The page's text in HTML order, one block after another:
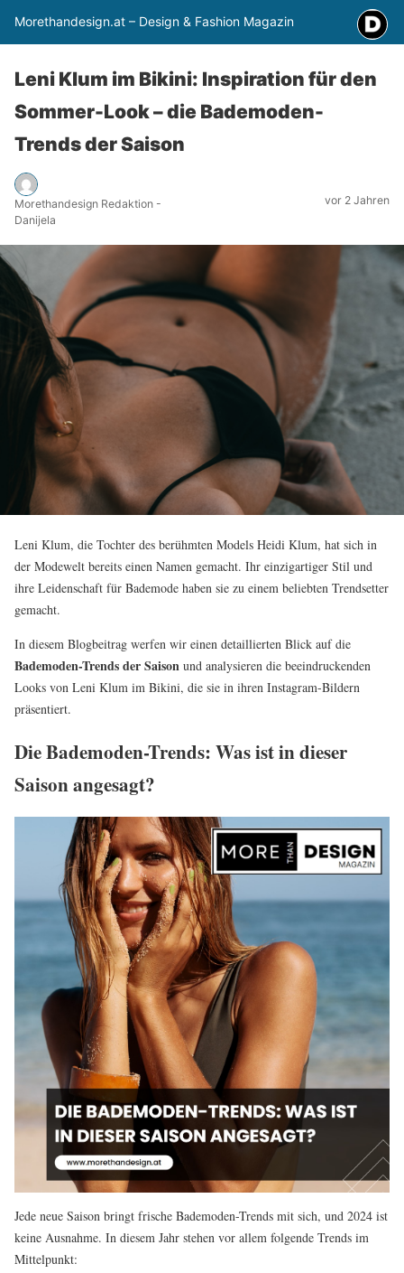
Morethandesign.at – Design & Fashion Magazin
Leni Klum im Bikini: Inspiration für den
Sommer-Look – die Bademoden-
Trends der Saison
Morethandesign Redaktion -
Danijela
vor 2 Jahren
Leni Klum, die Tochter des berühmten Models Heidi Klum, hat sich in
der Modewelt bereits einen Namen gemacht. Ihr einzigartiger Stil und
ihre Leidenschaft für Bademode haben sie zu einem beliebten Trendsetter
gemacht.
In diesem Blogbeitrag werfen wir einen detaillierten Blick auf die
Bademoden-Trends der Saison und analysieren die beeindruckenden
Looks von Leni Klum im Bikini, die sie in ihren Instagram-Bildern
präsentiert.
Die Bademoden-Trends: Was ist in dieser
Saison angesagt?
Jede neue Saison bringt frische Bademoden-Trends mit sich, und 2024 ist
keine Ausnahme. In diesem Jahr stehen vor allem folgende Trends im
Mittelpunkt: